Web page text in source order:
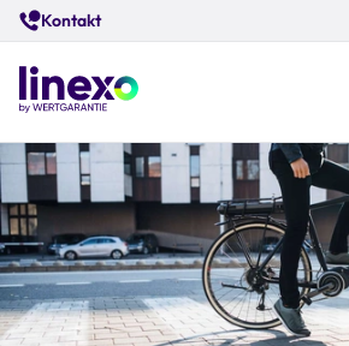
Skip
to
main
content
Kontakt